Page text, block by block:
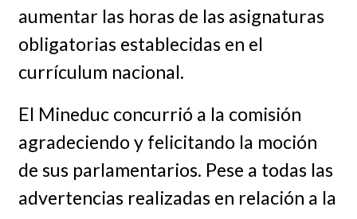
aumentar las horas de las asignaturas
obligatorias establecidas en el
currículum nacional.
El Mineduc concurrió a la comisión
agradeciendo y felicitando la moción
de sus parlamentarios. Pese a todas las
advertencias realizadas en relación a la